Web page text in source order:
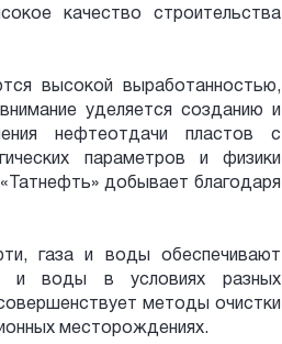
качество строительства
высокой выработанностью,
уделяется созданию и
нефтеотдачи пластов с
параметров и физики
добывает благодаря
газа и воды обеспечивают
и воды в условиях разных
методы очистки
месторождениях.